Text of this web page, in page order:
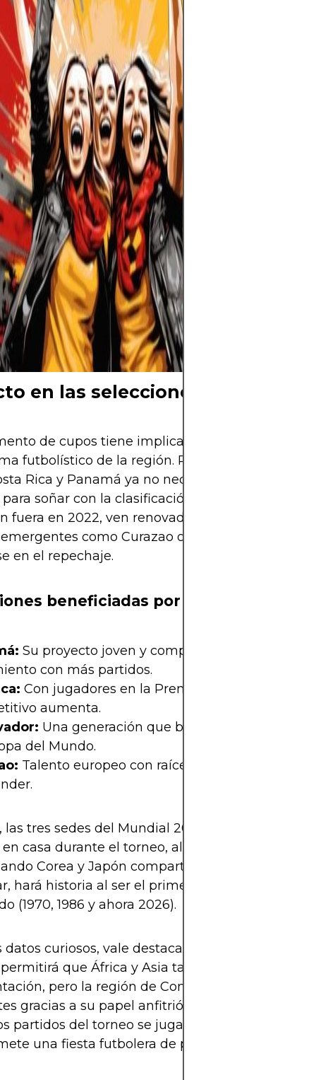
en las selecciones y datos
de cupos tiene implicaciones profundas
futbolístico de la región. Por ejemplo,
Rica y Panamá ya no necesitarán una
soñar con la clasificación. Honduras y
fuera en 2022, ven renovadas sus esperanzas.
como Curazao o Haití podrían dar la
en el repechaje.
beneficiadas por el nuevo
Su proyecto joven y competitivo tiene más
con más partidos.
Con jugadores en la Premier League, su nivel
aumenta.
Una generación que busca consolidarse y
del Mundo.
Talento europeo con raíces caribeñas que
las tres sedes del Mundial 2026 tendrán la
casa durante el torneo, algo que no ocurre
Corea y Japón compartieron sede. México,
hará historia al ser el primer país en albergar
(1970, 1986 y ahora 2026).
datos curiosos, vale destacar que la expansión a
que África y Asia también aumenten su
pero la región de Concacaf será una de
gracias a su papel anfitrión. Se estima que
partidos del torneo se jugarán en suelo
una fiesta futbolera de proporciones épicas.